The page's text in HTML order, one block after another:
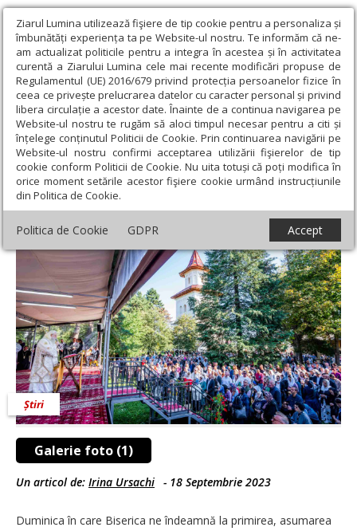
Ziarul Lumina utilizează fişiere de tip cookie pentru a personaliza și
îmbunătăți experiența ta pe Website-ul nostru. Te informăm că ne-
am actualizat politicile pentru a integra în acestea și în activitatea
curentă a Ziarului Lumina cele mai recente modificări propuse de
Regulamentul (UE) 2016/679 privind protecția persoanelor fizice în
ceea ce privește prelucrarea datelor cu caracter personal și privind
libera circulație a acestor date. Înainte de a continua navigarea pe
Website-ul nostru te rugăm să aloci timpul necesar pentru a citi și
înțelege conținutul Politicii de Cookie. Prin continuarea navigării pe
Website-ul nostru confirmi acceptarea utilizării fişierelor de tip
cookie conform Politicii de Cookie. Nu uita totuși că poți modifica în
orice moment setările acestor fişiere cookie urmând instrucțiunile
din Politica de Cookie.
Politica de Cookie GDPR Accept
Ziarul Lumina › Actualitate religioasă › Știri › Liturghie
arhierească la Suceava
Liturghie arhierească la Suceava
Galerie foto (1)
Știri
Un articol de: Irina Ursachi - 18 Septembrie 2023
Duminica în care Biserica ne îndeamnă la primirea, asumarea